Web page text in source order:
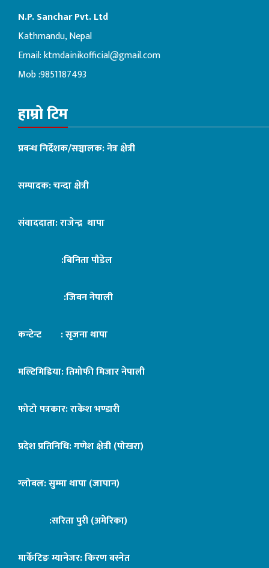
N.P. Sanchar Pvt. Ltd
Kathmandu, Nepal
Email:ktmdainikofficial@gmail.com
Mob :9851187493
हाम्रो टिम
प्रबन्ध निर्देशक/सञ्चालक: नेत्र क्षेत्री
सम्पादक: चन्दा क्षेत्री
संवाददाता: राजेन्द्र थापा
:बिनिता पौडेल
:जिबन नेपाली
कन्टेन्ट : सृजना थापा
मल्टिमिडिया: तिमोफी मिजार नेपाली
फोटो पत्रकार: राकेश भण्डारी
प्रदेश प्रतिनिधि: गणेश क्षेत्री (पोखरा)
ग्लोबल: सुम्मा थापा (जापान)
:सरिता पुरी (अमेरिका)
मार्केटिङ म्यानेजर: किरण बस्नेत